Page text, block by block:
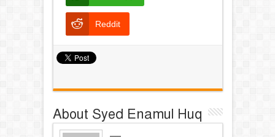
Reddit
About Syed Enamul Huq